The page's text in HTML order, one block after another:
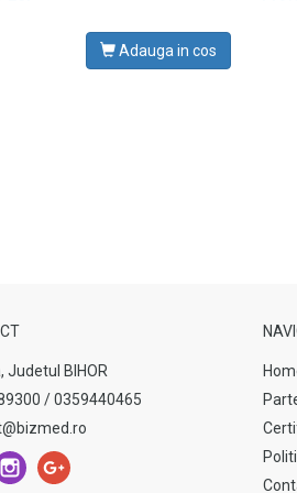
Adauga in cos
Judetul BIHOR
/ 0359440465